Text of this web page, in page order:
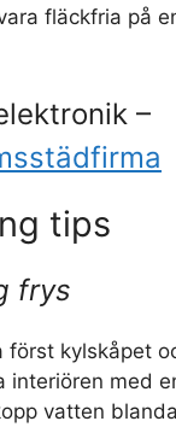
fläckfria på
–
tips
frys
först kylskåpet
interiören med
vatten